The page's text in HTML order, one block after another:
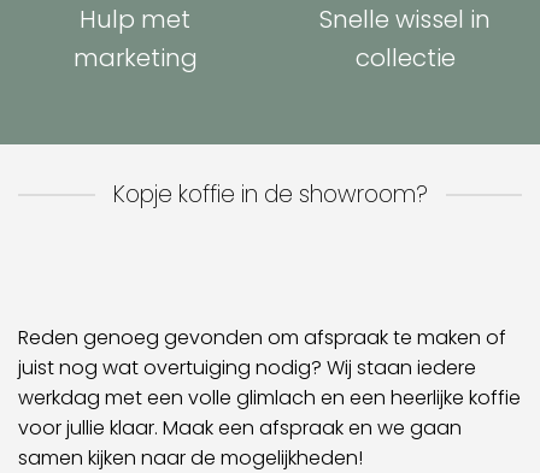
Hulp met
marketing
Snelle wissel in
collectie
Kopje koffie in de showroom?
Reden genoeg gevonden om afspraak te maken of
juist nog wat overtuiging nodig? Wij staan iedere
werkdag met een volle glimlach en een heerlijke koffie
voor jullie klaar. Maak een afspraak en we gaan
samen kijken naar de mogelijkheden!